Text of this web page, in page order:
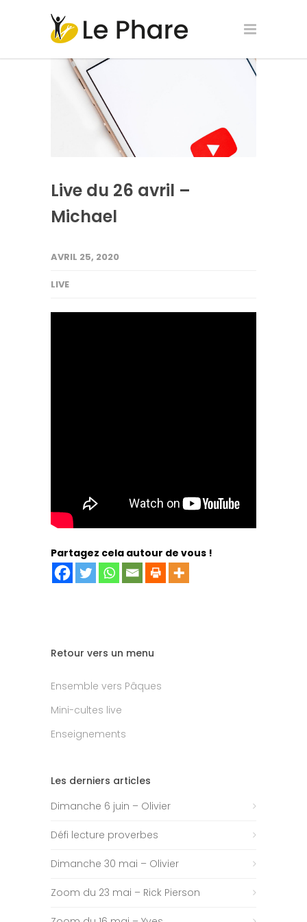
Live du 26 avril –
Michael
AVRIL 25, 2020
LIVE
Partagez cela autour de vous !
Retour vers un menu
Ensemble vers Pâques
Mini-cultes live
Enseignements
Les derniers articles
Dimanche 6 juin – Olivier
Défi lecture proverbes
Dimanche 30 mai – Olivier
Zoom du 23 mai – Rick Pierson